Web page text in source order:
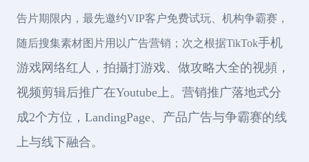
告片期限内，最先邀约VIP客户免费试玩、机构争霸赛，
随后搜集素材图片用以广告营销；次之根据TikTok手机
游戏网络红人，拍攝打游戏、做攻略大全的视頻，
视频剪辑后推广在Youtube上。营销推广落地式分
成2个方位，LandingPage、产品广告与争霸赛的线
上与线下融合。